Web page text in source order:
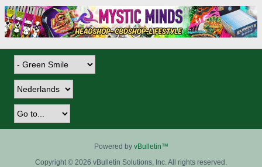
Powered by vBulletin™
Copyright © 2026 vBulletin Solutions, Inc. All rights reserved.